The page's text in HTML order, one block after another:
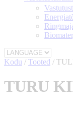
Kodu / Tooted /
TURU